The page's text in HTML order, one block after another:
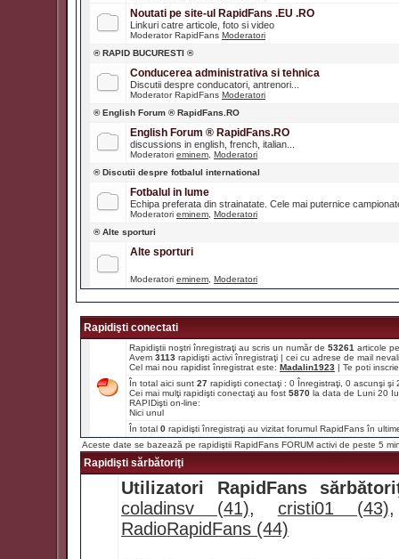
Noutati pe site-ul RapidFans .EU .RO
Linkuri catre articole, foto si video
Moderator RapidFans Moderatori
® RAPID BUCURESTI ®
Conducerea administrativa si tehnica
Discutii despre conducatori, antrenori...
Moderator RapidFans Moderatori
® English Forum ® RapidFans.RO
English Forum ® RapidFans.RO
discussions in english, french, italian...
Moderatori eminem Moderatori
® Discutii despre fotbalul international
Fotbalul in lume
Echipa preferata din strainatate. Cele mai puternice
Moderatori eminem Moderatori
® Alte sporturi
Alte sporturi
Moderatori eminem Moderatori
Rapidişti conectati
Rapidiştii noştri înregistraţi au scris un număr de 53261 articole
Avem 3113 rapidişti activi înregistraţi | cei cu adrese de mail
Cel mai nou rapidist înregistrat este: Madalin1923 | Te poti
În total aici sunt 27 rapidişti conectaţi : 0 Înregistraţi, 0 ascunşi
Cei mai mulţi rapidişti conectaţi au fost 5870 la data de Luni 20
RAPIDişti on-line:
Nici unul
În total 0 rapidişti înregistraţi au vizitat forumul RapidFans în
Aceste date se bazează pe rapidiştii RapidFans FORUM activi de peste 5
Rapidişti sărbătoriţi
Utilizatori RapidFans
coladinsv (41), cristi01 (43)
RadioRapidFans (44)